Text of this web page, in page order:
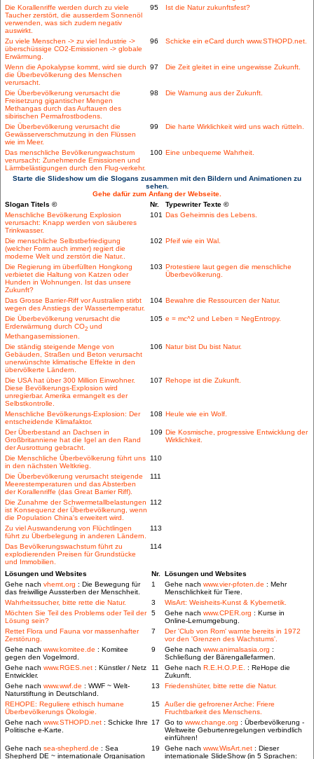
Die Korallenriffe werden durch zu viele
Taucher zerstört, die ausserdem Sonnenöl
verwenden, was sich zudem negativ
auswirkt.
95 Ist die Natur zukunftsfest?
Zu viele Menschen -> zu viel Industrie ->
überschüssige CO2-Emissionen -> globale
Erwärmung.
96 Schicke ein eCard durch www.STHOPD.net.
Wenn die Apokalypse kommt, wird sie durch
die Überbevölkerung des Menschen
verursacht.
97 Die Zeit gleitet in eine ungewisse Zukunft.
Die Überbevölkerung verursacht die
Freisetzung gigantischer Mengen
Methangas durch das Auftauen des
sibirischen Permafrostbodens.
98 Die Warnung aus der Zukunft.
Die Überbevölkerung verursacht die
Gewässerverschmutzung in den Flüssen
wie im Meer.
99 Die harte Wirklichkeit wird uns wach rütteln.
Das menschliche Bevölkerungwachstum
verursacht: Zunehmende Emissionen und
Lärmbelästigungen durch den Flug-verkehr.
100 Eine unbequeme Wahrheit.
Starte die Slideshow um die Slogans zusammen mit den Bildern und Animationen zu
sehen.
Gehe dafür zum Anfang der Webseite.
Slogan Titels ©
Nr.
Typewriter Texte ©
Menschliche Bevölkerung Explosion
verursacht: Knapp werden von säuberes
Trinkwasser.
101 Das Geheimnis des Lebens.
Die menschliche Selbstbefriedigung
(welcher Form auch immer) regiert die
moderne Welt und zerstört die Natur..
102 Pfeif wie ein Wal.
Die Regierung im überfüllten Hongkong
verbietet die Haltung von Katzen oder
Hunden in Wohnungen. Ist das unsere
Zukunft?
103 Protestiere laut gegen die menschliche
Überbevölkerung.
Das Grosse Barrier-Riff vor Australien stirbt
wegen des Anstiegs der Wassertemperatur.
104 Bewahre die Ressourcen der Natur.
Die Überbevölkerung verursacht die
Erderwärmung durch CO2 und
Methangasemissionen.
105 e = mc^2 und Leben = NegEntropy.
Die ständig steigende Menge von
Gebäuden, Straßen und Beton verursacht
unerwünschte klimatische Effekte in den
übervölkerte Ländern.
106 Natur bist Du bist Natur.
Die USA hat über 300 Million Einwohner.
Diese Bevölkerungs-Explosion wird
unregierbar. Amerika ermangelt es der
Selbstkontrolle.
107 Rehope ist die Zukunft.
Menschliche Bevölkerungs-Explosion: Der
entscheidende Klimafaktor.
108 Heule wie ein Wolf.
Der Überbestand an Dachsen in
Großbritanniene hat die Igel an den Rand
der Ausrottung gebracht.
109 Die Kosmische, progressive Entwicklung der
Wirklichkeit.
Die Menschliche Überbevölkerung führt uns
in den nächsten Weltkrieg.
110
Die Überbevölkerung verursacht steigende
Meerestemperaturen und das Absterben
der Korallenriffe (das Great Barrier Riff).
111
Die Zunahme der Schwermetallbelastungen
ist Konsequenz der Überbevölkerung, wenn
die Population China's erweitert wird.
112
Zu viel Auswanderung von Flüchtlingen
führt zu Überbelegung in anderen Ländern.
113
Das Bevölkerungswachstum führt zu
explodierenden Preisen für Grundstücke
und Immobilien.
114
Lösungen und Websites Nr. Lösungen und Websites
Gehe nach vhemt.org : Die Bewegung für
das freiwillige Aussterben der Menschheit.
1 Gehe nach www.vier-pfoten.de : Mehr
Menschlichkeit für Tiere.
Wahrheitssucher, bitte rette die Natur.
3
WisArt: Weisheits-Kunst & Kybernetik.
Möchten Sie Teil des Problems oder Teil der
Lösung sein?
5 Gehe nach www.CPER.org : Kurse in
Online-Lernumgebung.
Rettet Flora und Fauna vor massenhafter
Zerstörung.
7
Der 'Club von Rom' warnte bereits in 1972
vor den 'Grenzen des Wachstums'.
Gehe nach www.komitee.de : Komitee
gegen den Vogelmord.
9 Gehe nach www.animalsasia.org :
Schließung der Bärengallefarmen.
Gehe nach www.RGES.net : Künstler / Netz
Entwickler.
11 Gehe nach R.E.H.O.P.E. : ReHope die
Zukunft.
Gehe nach www.wwf.de : WWF ~ Welt-
Naturstiftung in Deutschland.
13 Friedenshüter, bitte rette die Natur.
REHOPE: Reguliere ethisch humane
Überbevölkerungs Ökologie.
15
Außer die gefrorener Arche: Friere
Fruchtbarkeit des Menschens.
Gehe nach www.STHOPD.net : Schicke Ihre
Politische e-Karte.
17 Go to www.change.org : Überbevölkerung -
Weltweite Geburtenregelungen verbindlich
einführen!
Gehe nach sea-shepherd.de : Sea
Shepherd DE ~ internationale Organisation
19 Gehe nach www.WisArt.net : Dieser
internationale SlideShow (in 5 Sprachen: